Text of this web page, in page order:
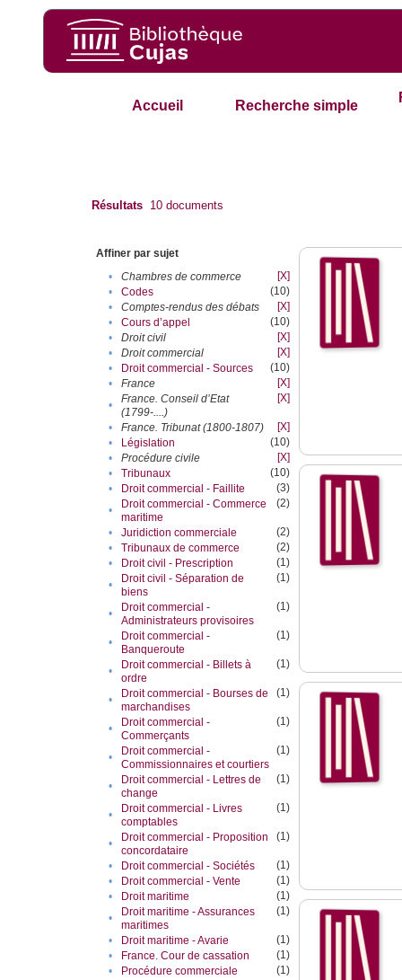
Accueil Recherche simple
Résultats 10 documents
Affiner par sujet
•
Chambres de commerce
[X]
•
Codes
(10)
•
Comptes-rendus des débats
[X]
•
Cours d’appel
(10)
•
Droit civil
[X]
•
Droit commercial
[X]
•
Droit commercial - Sources
(10)
•
France
[X]
•
France. Conseil d’Etat
(1799-....)
[X]
• France. Tribunat (1800-1807)
[X]
•
Législation
(10)
•
Procédure civile
[X]
•
Tribunaux
(10)
•
Droit commercial - Faillite
(3)
•
Droit commercial - Commerce
maritime
(2)
• Juridiction commerciale
(2)
•
Tribunaux de commerce
(2)
•
Droit civil - Prescription
(1)
•
Droit civil - Séparation de
biens
(1)
•
Droit commercial -
Administrateurs provisoires
(1)
•
Droit commercial -
Banqueroute
(1)
•
Droit commercial - Billets à
ordre
(1)
•
Droit commercial - Bourses de
marchandises
(1)
•
Droit commercial -
Commerçants
(1)
•
Droit commercial -
Commissionnaires et courtiers
(1)
•
Droit commercial - Lettres de
change
(1)
•
Droit commercial - Livres
comptables
(1)
•
Droit commercial - Proposition
concordataire
(1)
• Droit commercial - Sociétés
(1)
•
Droit commercial - Vente
(1)
•
Droit maritime
(1)
•
Droit maritime - Assurances
maritimes
(1)
• Droit maritime - Avarie
(1)
•
France. Cour de cassation
(1)
•
Procédure commerciale
(1)